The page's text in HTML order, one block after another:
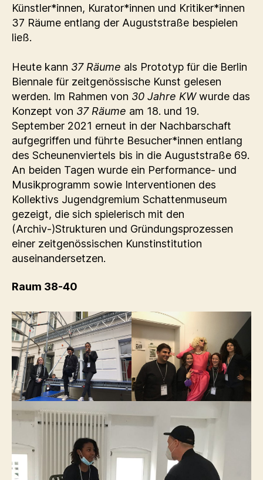
Künstler*innen, Kurator*innen und Kritiker*innen
37 Räume entlang der Auguststraße bespielen
ließ.
Heute kann 37 Räume als Prototyp für die Berlin
Biennale für zeitgenössische Kunst gelesen
werden. Im Rahmen von 30 Jahre KWwurde das
Konzept von 37 Räume am 18. und 19.
September 2021 erneut in der Nachbarschaft
aufgegriffen und führte Besucher*innen entlang
des Scheunenviertels bis in die Auguststraße 69.
An beiden Tagen wurde ein Performance- und
Musikprogramm sowie Interventionen des
Kollektivs Jugendgremium Schattenmuseum
gezeigt, die sich spielerisch mit den
(Archiv-)Strukturen und Gründungsprozessen
einer zeitgenössischen Kunstinstitution
auseinandersetzen.
Raum 38-40